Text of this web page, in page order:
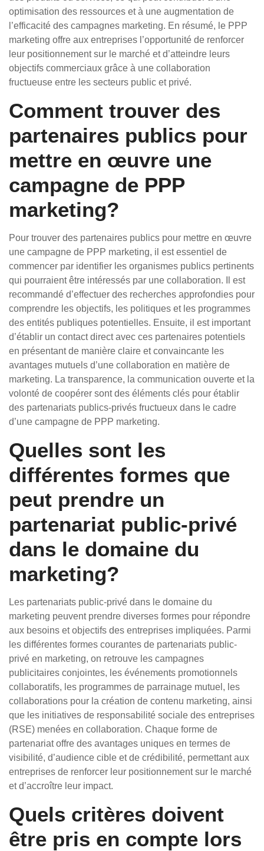
optimisation des ressources et à une augmentation de
l’efficacité des campagnes marketing. En résumé, le PPP
marketing offre aux entreprises l’opportunité de renforcer
leur positionnement sur le marché et d’atteindre leurs
objectifs commerciaux grâce à une collaboration
fructueuse entre les secteurs public et privé.
Comment trouver des
partenaires publics pour
mettre en œuvre une
campagne de PPP
marketing?
Pour trouver des partenaires publics pour mettre en œuvre
une campagne de PPP marketing, il est essentiel de
commencer par identifier les organismes publics pertinents
qui pourraient être intéressés par une collaboration. Il est
recommandé d’effectuer des recherches approfondies pour
comprendre les objectifs, les politiques et les programmes
des entités publiques potentielles. Ensuite, il est important
d’établir un contact direct avec ces partenaires potentiels
en présentant de manière claire et convaincante les
avantages mutuels d’une collaboration en matière de
marketing. La transparence, la communication ouverte et la
volonté de coopérer sont des éléments clés pour établir
des partenariats publics-privés fructueux dans le cadre
d’une campagne de PPP marketing.
Quelles sont les
différentes formes que
peut prendre un
partenariat public-privé
dans le domaine du
marketing?
Les partenariats public-privé dans le domaine du
marketing peuvent prendre diverses formes pour répondre
aux besoins et objectifs des entreprises impliquées. Parmi
les différentes formes courantes de partenariats public-
privé en marketing, on retrouve les campagnes
publicitaires conjointes, les événements promotionnels
collaboratifs, les programmes de parrainage mutuel, les
collaborations pour la création de contenu marketing, ainsi
que les initiatives de responsabilité sociale des entreprises
(RSE) menées en collaboration. Chaque forme de
partenariat offre des avantages uniques en termes de
visibilité, d’audience cible et de crédibilité, permettant aux
entreprises de renforcer leur positionnement sur le marché
et d’accroître leur impact.
Quels critères doivent
être pris en compte lors